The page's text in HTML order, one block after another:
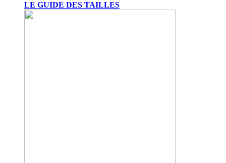
LE GUIDE DES TAILLES